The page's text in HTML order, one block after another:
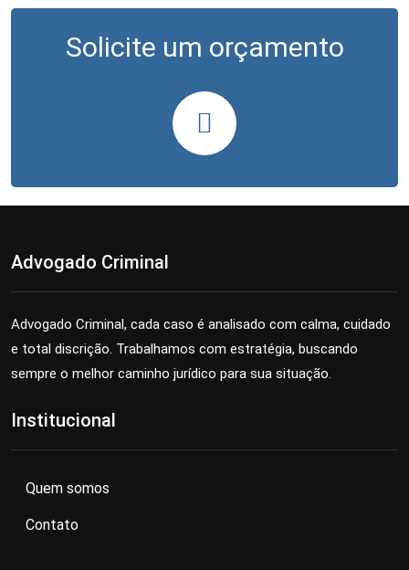
Solicite um orçamento
Advogado Criminal
Advogado Criminal, cada caso é analisado com calma, cuidado
e total discrição. Trabalhamos com estratégia, buscando
sempre o melhor caminho jurídico para sua situação.
Institucional
Quem somos
Contato